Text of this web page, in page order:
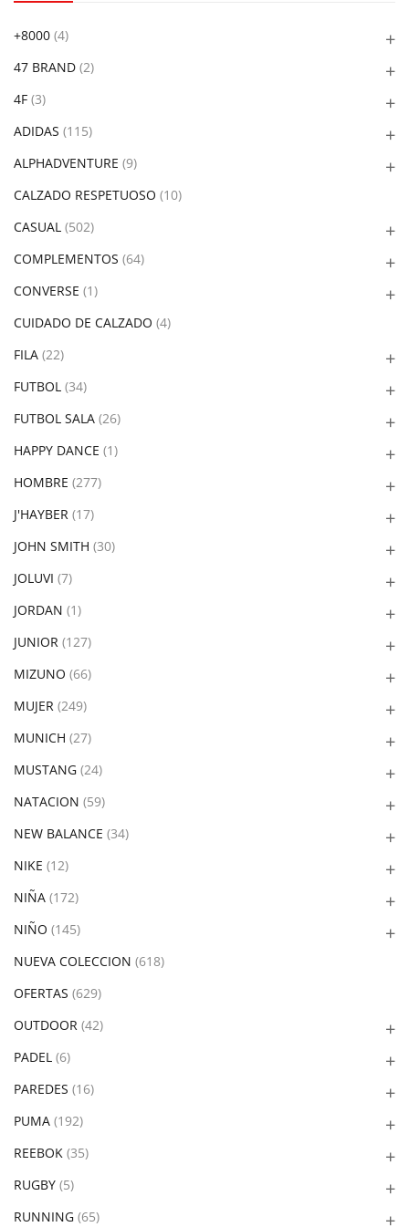
+8000 (4)
47 BRAND (2)
4F (3)
ADIDAS (115)
ALPHADVENTURE (9)
CALZADO RESPETUOSO (10)
CASUAL (502)
COMPLEMENTOS (64)
CONVERSE (1)
CUIDADO DE CALZADO (4)
FILA (22)
FUTBOL (34)
FUTBOL SALA (26)
HAPPY DANCE (1)
HOMBRE (277)
J'HAYBER (17)
JOHN SMITH (30)
JOLUVI (7)
JORDAN (1)
JUNIOR (127)
MIZUNO (66)
MUJER (249)
MUNICH (27)
MUSTANG (24)
NATACION (59)
NEW BALANCE (34)
NIKE (12)
NIÑA (172)
NIÑO (145)
NUEVA COLECCION (618)
OFERTAS (629)
OUTDOOR (42)
PADEL (6)
PAREDES (16)
PUMA (192)
REEBOK (35)
RUGBY (5)
RUNNING (65)